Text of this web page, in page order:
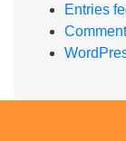
Entries